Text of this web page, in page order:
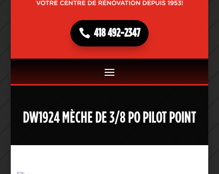
418 492-2347
DW1924 MÈCHE DE 3/8 PO PILOT POINT